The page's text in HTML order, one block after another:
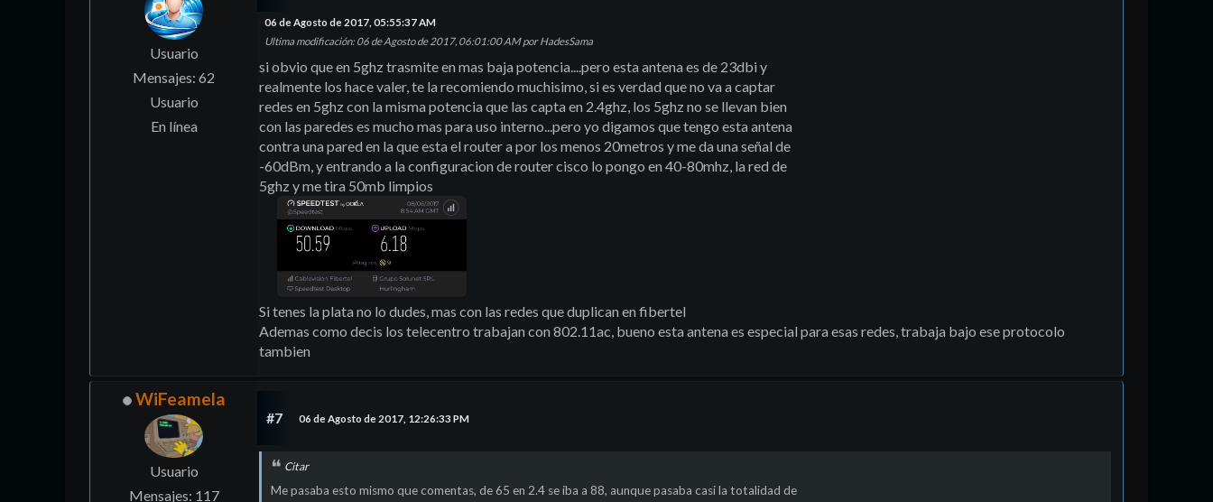
Usuario
Mensajes: 62
Usuario
En línea
06 de Agosto de 2017, 05:55:37 AM
Ultima modificación: 06 de Agosto de 2017, 06:01:00 AM por HadesSama
si obvio que en 5ghz trasmite en mas baja potencia....pero esta antena es de 23dbi y
realmente los hace valer, te la recomiendo muchisimo, si es verdad que no va a captar
redes en 5ghz con la misma potencia que las capta en 2.4ghz, los 5ghz no se llevan bien
con las paredes es mucho mas para uso interno...pero yo digamos que tengo esta antena
contra una pared en la que esta el router a por los menos 20metros y me da una señal de
-60dBm, y entrando a la configuracion de router cisco lo pongo en 40-80mhz, la red de
5ghz y me tira 50mb limpios
Si tenes la plata no lo dudes, mas con las redes que duplican en fibertel
Ademas como decis los telecentro trabajan con 802.11ac, bueno esta antena es especial para esas redes, trabaja bajo ese protocolo
tambien
WiFeamela
Usuario
Mensajes: 117
#7 06 de Agosto de 2017, 12:26:33 PM
Citar
Me pasaba esto mismo que comentas, de 65 en 2.4 se iba a 88, aunque pasaba casi la totalidad de